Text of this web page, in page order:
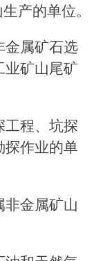
产的单位。
属矿石选
业矿山尾矿
程、坑探
探作业的单
金属矿山